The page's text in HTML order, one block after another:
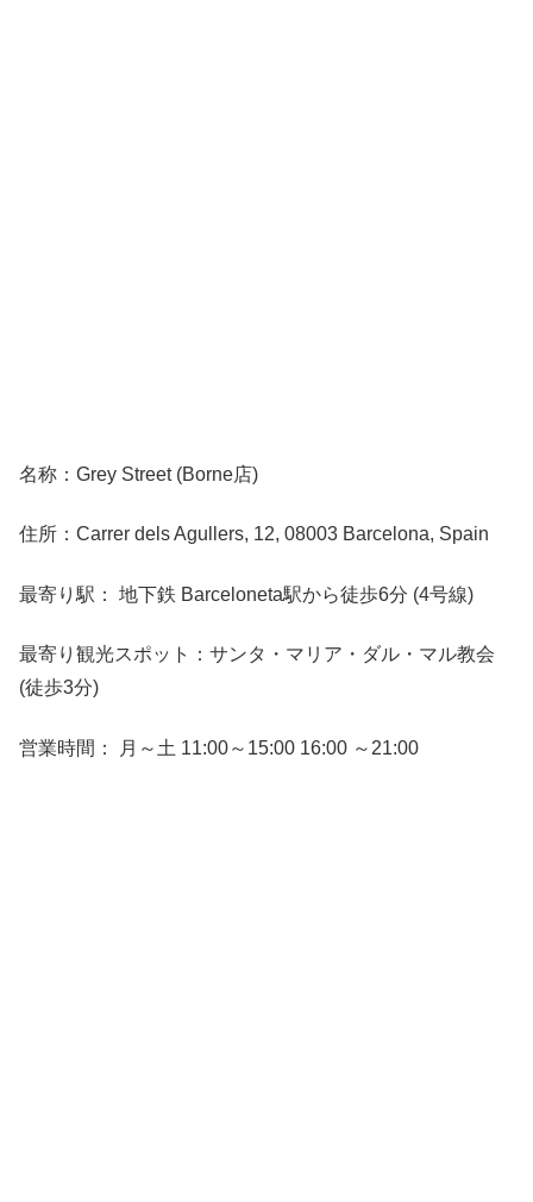
名称：Grey Street (Borne店)
住所：Carrer dels Agullers, 12, 08003 Barcelona, Spain
最寄り駅： 地下鉄 Barceloneta駅から徒歩6分 (4号線)
最寄り観光スポット：サンタ・マリア・ダル・マル教会
(徒歩3分)
営業時間： 月～土 11:00～15:00 16:00 ～21:00